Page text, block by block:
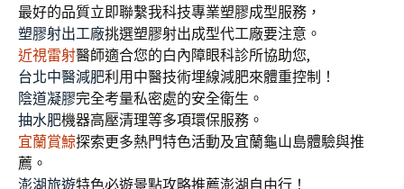
最好的品質立即聯繫我科技專業塑膠成型服務，
塑膠射出工廠挑選塑膠射出成型代工廠要注意。
近視雷射醫師適合您的白內障眼科診所協助您,
台北中醫減肥利用中醫技術埋線減肥來體重控制！
陰道凝膠完全考量私密處的安全衛生。
抽水肥機器高壓清理等多項環保服務。
宜蘭賞鯨探索更多熱門特色活動及宜蘭龜山島體驗與推
薦。
澎湖旅遊特色必遊景點攻略推薦澎湖自由行！